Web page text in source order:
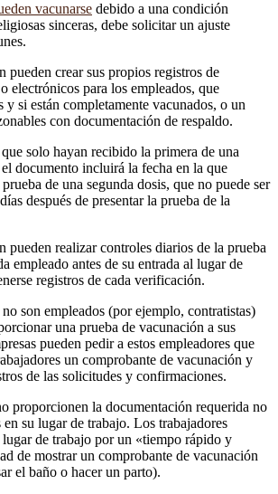
vacunarse debido a una condición
sinceras, debe solicitar un ajuste
pueden crear sus propios registros de
electrónicos para los empleados, que
y si están completamente vacunados, o un
con documentación de respaldo.
solo hayan recibido la primera de una
documento incluirá la fecha en la que
de una segunda dosis, que no puede ser
después de presentar la prueba de la
pueden realizar controles diarios de la prueba
empleado antes de su entrada al lugar de
registros de cada verificación.
son empleados (por ejemplo, contratistas)
una prueba de vacunación a sus
pueden pedir a estos empleadores que
un comprobante de vacunación y
de las solicitudes y confirmaciones.
proporcionen la documentación requerida no
su lugar de trabajo. Los trabajadores
de trabajo por un «tiempo rápido y
de mostrar un comprobante de vacunación
el baño o hacer un parto).